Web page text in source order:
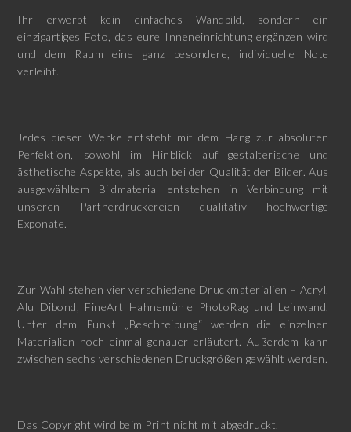
Ihr erwerbt kein einfaches Wandbild, sondern ein
einzigartiges Foto, das eure Inneneinrichtung ergänzen wird
und dem Raum eine ganz besondere, individuelle Note
verleiht.
Jedes dieser Werke entsteht mit dem Hang zur absoluten
Perfektion, sowohl im Hinblick auf gestalterische und
ästhetische Aspekte, als auch bei der Qualität der Bilder. Aus
ausgewähltem Bildmaterial entstehen in Verbindung mit
unseren Partnerdruckereien qualitativ hochwertige
Exponate.
Zur Wahl stehen vier verschiedene Druckmaterialien – Acryl,
Alu Dibond, FineArt Hahnemühle PhotoRag und Leinwand.
Unter dem Punkt „Beschreibung“ werden die einzelnen
Materialien noch einmal genauer erläutert. Außerdem kann
zwischen sechs verschiedenen Druckgrößen gewählt werden.
Das Copyright wird beim Print nicht mit abgedruckt.